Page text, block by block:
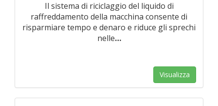
Il sistema di riciclaggio del liquido di
raffreddamento della macchina consente di
risparmiare tempo e denaro e riduce gli sprechi
nelle…
Visualizza